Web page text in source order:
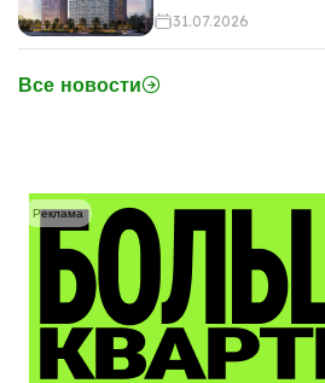
31.07.2026
Все новости
Реклама